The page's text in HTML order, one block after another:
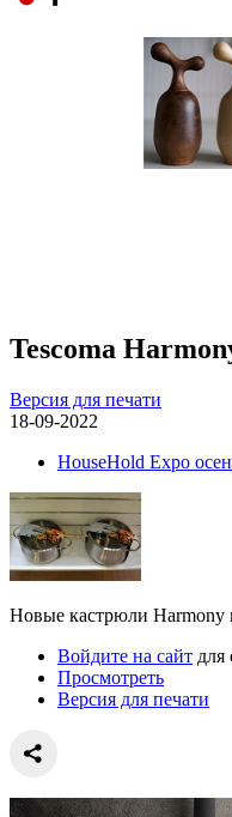
Tescoma
Версия для печати
18-09-2022
HouseHold Expo
Новые кастрюли Harmony
Войдите на сайт для
Просмотреть
Версия для печати